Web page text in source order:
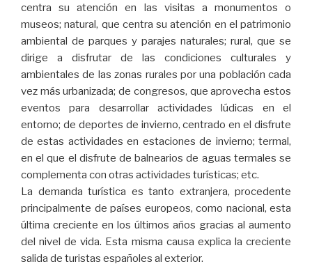
centra su atención en las visitas a monumentos o
museos; natural, que centra su atención en el patrimonio
ambiental de parques y parajes naturales; rural, que se
dirige a disfrutar de las condiciones culturales y
ambientales de las zonas rurales por una población cada
vez más urbanizada; de congresos, que aprovecha estos
eventos para desarrollar actividades lúdicas en el
entorno; de deportes de invierno, centrado en el disfrute
de estas actividades en estaciones de invierno; termal,
en el que el disfrute de balnearios de aguas termales se
complementa con otras actividades turísticas; etc.
La demanda turística es tanto extranjera, procedente
principalmente de países europeos, como nacional, esta
última creciente en los últimos años gracias al aumento
del nivel de vida. Esta misma causa explica la creciente
salida de turistas españoles al exterior.